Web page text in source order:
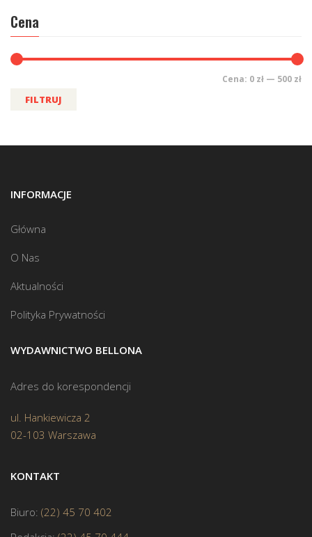
Cena
FILTRUJ
Cena: 0 zł — 500 zł
INFORMACJE
Główna
O Nas
Aktualności
Polityka Prywatności
WYDAWNICTWO BELLONA
Adres do korespondencji
ul. Hankiewicza 2
02-103 Warszawa
KONTAKT
Biuro: (22) 45 70 402